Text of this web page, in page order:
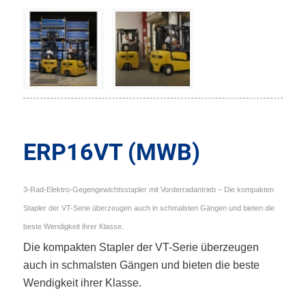
ERP16VT (MWB)
3-Rad-Elektro-Gegengewichtsstapler mit Vorderradantrieb – Die kompakten
Stapler der VT-Serie überzeugen auch in schmalsten Gängen und bieten die
beste Wendigkeit ihrer Klasse.
Die kompakten Stapler der VT-Serie überzeugen
auch in schmalsten Gängen und bieten die beste
Wendigkeit ihrer Klasse.